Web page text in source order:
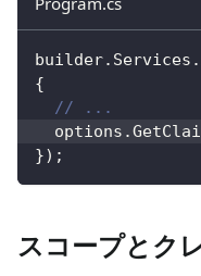
builder. Services .
{
// ...
  options
.
}) ;
スコープとク